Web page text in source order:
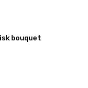
bouquet